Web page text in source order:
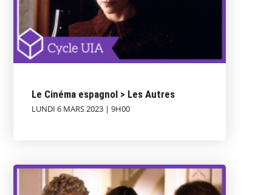
Le Cinéma espagnol > Les Autres
LUNDI 6 MARS 2023 | 9H00